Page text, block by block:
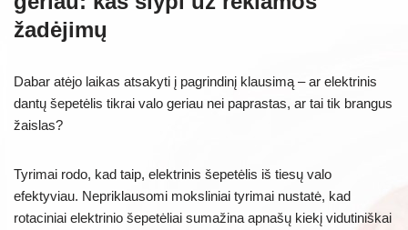
žadėjimų
Dabar atėjo laikas atsakyti į pagrindinį klausimą – ar elektrinis
dantų šepetėlis tikrai valo geriau nei paprastas, ar tai tik brangus
žaislas?
Tyrimai rodo, kad taip, elektrinis šepetėlis iš tiesų valo
efektyviau. Nepriklausomi moksliniai tyrimai nustatė, kad
rotaciniai elektrinio šepetėliai sumažina apnašų kiekį vidutiniškai